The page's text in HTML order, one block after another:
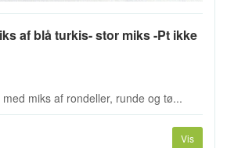
af blå turkis- stor miks -Pt ikke
miks af rondeller, runde og tø...
Vis